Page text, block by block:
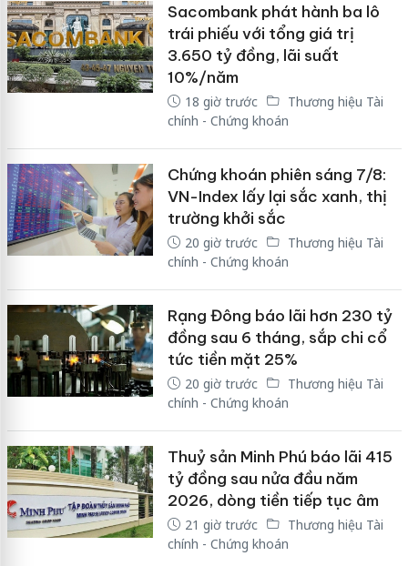
Sacombank phát hành ba lô
trái phiếu với tổng giá trị
3.650 tỷ đồng, lãi suất
10%/năm
18 giờ trước
Thương hiệu Tài
chính - Chứng khoán
Chứng khoán phiên sáng 7/8:
VN-Index lấy lại sắc xanh, thị
trường khởi sắc
20 giờ trước
Thương hiệu Tài
chính - Chứng khoán
Rạng Đông báo lãi hơn 230 tỷ
đồng sau 6 tháng, sắp chi cổ
tức tiền mặt 25%
20 giờ trước
Thương hiệu Tài
chính - Chứng khoán
Thuỷ sản Minh Phú báo lãi 415
tỷ đồng sau nửa đầu năm
2026, dòng tiền tiếp tục âm
21 giờ trước
Thương hiệu Tài
chính - Chứng khoán